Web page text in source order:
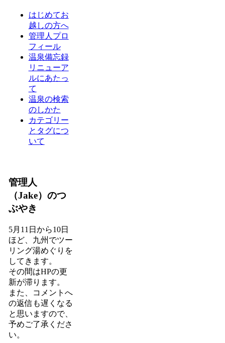
はじめてお
越しの方へ
管理人プロ
フィール
温泉備忘録
リニューア
ルにあたっ
て
温泉の検索
のしかた
カテゴリー
とタグにつ
いて
管理人
（Jake）のつ
ぶやき
5月11日から10日
ほど、九州でツー
リング湯めぐりを
してきます。
その間はHPの更
新が滞ります。
また、コメントへ
の返信も遅くなる
と思いますので、
予めご了承くださ
い。